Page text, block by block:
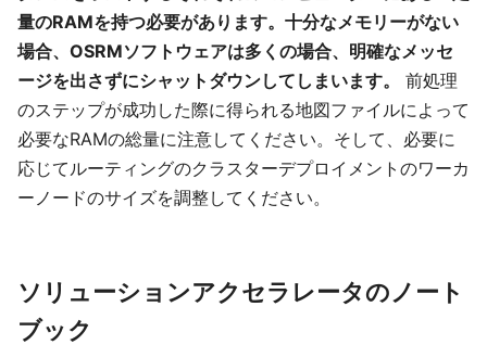
量のRAMを持つ必要があります。十分なメモリーがない
場合、OSRMソフトウェアは多くの場合、明確なメッセ
ージを出さずにシャットダウンしてしまいます。
前処理
のステップが成功した際に得られる地図ファイルによって
必要なRAMの総量に注意してください。そして、必要に
応じてルーティングのクラスターデプロイメントのワーカ
ーノードのサイズを調整してください。
ソリューションアクセラレータのノート
ブック